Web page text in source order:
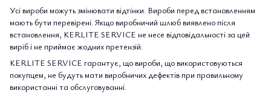
Усі вироби можуть змінювати відтінки. Вироби перед встановленням
мають бути перевірені. Якщо виробничий шлюб виявлено після
встановлення, KERLITE SERVICE не несе відповідальності за цей
виріб і не приймає жодних претензій.
KERLITE SERVICE гарантує, що вироби, що використовуються
покупцем, не будуть мати виробничих дефектів при правильному
використанні та обслуговуванні.